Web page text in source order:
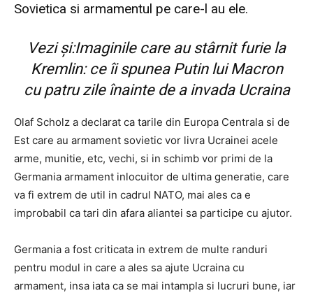
Sovietica si armamentul pe care-l au ele.
Vezi și:Imaginile care au stârnit furie la
Kremlin: ce îi spunea Putin lui Macron
cu patru zile înainte de a invada Ucraina
Olaf Scholz a declarat ca tarile din Europa Centrala si de
Est care au armament sovietic vor livra Ucrainei acele
arme, munitie, etc, vechi, si in schimb vor primi de la
Germania armament inlocuitor de ultima generatie, care
va fi extrem de util in cadrul NATO, mai ales ca e
improbabil ca tari din afara aliantei sa participe cu ajutor.
Germania a fost criticata in extrem de multe randuri
pentru modul in care a ales sa ajute Ucraina cu
armament, insa iata ca se mai intampla si lucruri bune, iar